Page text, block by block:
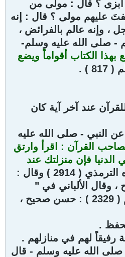
أبزى ؟ قال : مولى من
عليهم مولى ؟ قال : إنه
، وإنه عالم بالفرائض ،
- صلى الله عليه وسلم-
بهذا الكتاب أقواماً ويضع
) .
عند آخر آية كان
النبي - صلى الله عليه
القرآن : اقرأ وارتق
فإن منزلتك عند
". رواه الترمذي ( 2914 ) وقال :
الألباني في "
صحيح الترمذي " برقم ( 2329 ) : حسن صحيح ،
.
الله عليه وسلم - قال